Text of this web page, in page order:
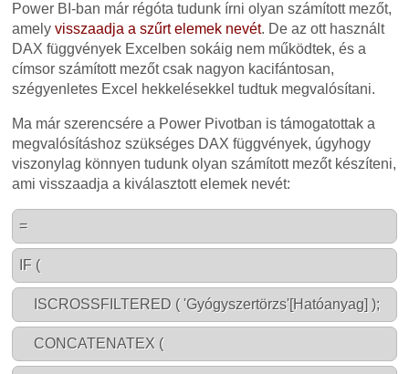
Power BI-ban már régóta tudunk írni olyan számított mezőt,
amelyvisszaadja a szűrt elemek nevét. De az ott használt
DAX függvények Excelben sokáig nem működtek, és a
címsor számított mezőt csak nagyon kacifántosan,
szégyenletes Excel hekkelésekkel tudtuk megvalósítani.
Ma már szerencsére a Power Pivotban is támogatottak a
megvalósításhoz szükséges DAX függvények, úgyhogy
viszonylag könnyen tudunk olyan számított mezőt készíteni,
ami visszaadja a kiválasztott elemek nevét:
=
IF (
ISCROSSFILTERED ( 'Gyógyszertörzs'[Hatóanyag] );
CONCATENATEX (